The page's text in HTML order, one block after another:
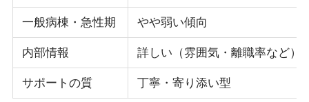
一般病棟・急性期 やや弱い傾向
内部情報 詳しい（雰囲気・離職率など）
サポートの質 丁寧・寄り添い型